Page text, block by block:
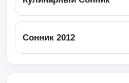
Сонник 2012